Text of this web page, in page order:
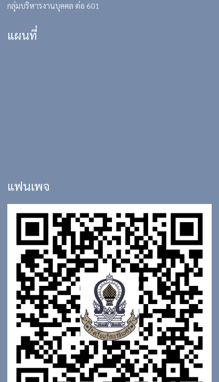
กลุ่มบริหารงานบุคคล ต่อ 601
แผนที่
แฟนเพจ